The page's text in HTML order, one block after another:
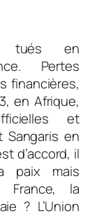
tués en
Pertes
financières,
en Afrique,
et
Sangaris en
d’accord, il
paix mais
France, la
? L’Union